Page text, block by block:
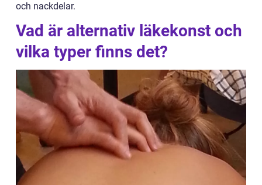
och nackdelar.
Vad är alternativ läkekonst och
vilka typer finns det?